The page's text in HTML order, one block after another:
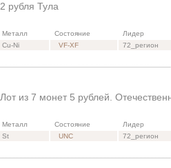
2 рубля Тула
Металл Состояние
Лидер
Cu-Ni VF-XF 72_регион
Лот из 7 монет 5 рублей.
Металл Состояние
Лидер
St UNC 72_регион